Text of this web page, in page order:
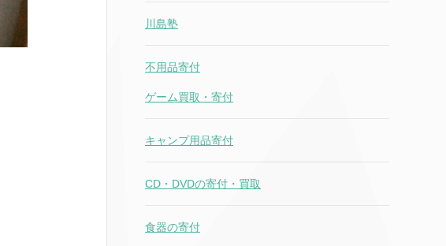
川島塾
不用品寄付
ゲーム買取・寄付
キャンプ用品寄付
CD・DVDの寄付・買取
食器の寄付